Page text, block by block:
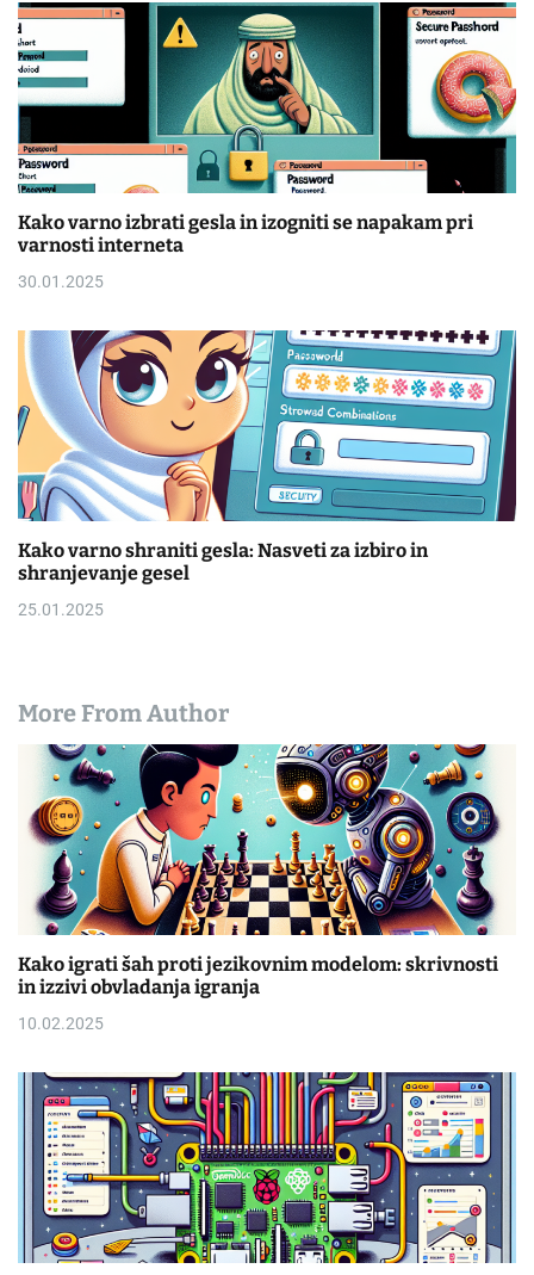
Kako varno izbrati gesla in izogniti se napakam pri
varnosti interneta
30.01.2025
Kako varno shraniti gesla: Nasveti za izbiro in
shranjevanje gesel
25.01.2025
More From Author
Kako igrati šah proti jezikovnim modelom: skrivnosti
in izzivi obvladanja igranja
10.02.2025